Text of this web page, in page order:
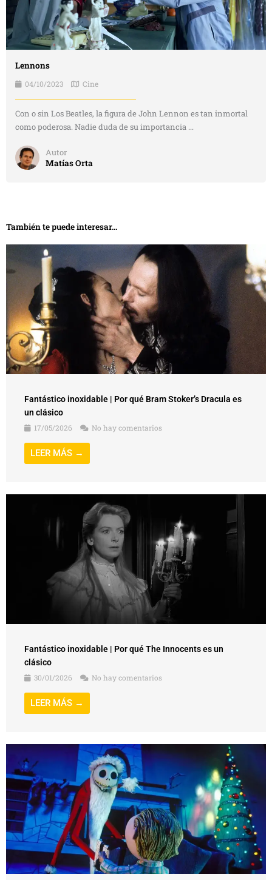
Lennons
04/10/2023 Cine
Con o sin Los Beatles, la figura de John Lennon es tan inmortal
como poderosa. Nadie duda de su importancia ...
Autor
Matías Orta
También te puede interesar...
Fantástico inoxidable | Por qué Bram Stoker’s Dracula es
un clásico
17/05/2026
No hay comentarios
LEER MÁS →
Fantástico inoxidable | Por qué The Innocents es un
clásico
30/01/2026
No hay comentarios
LEER MÁS →